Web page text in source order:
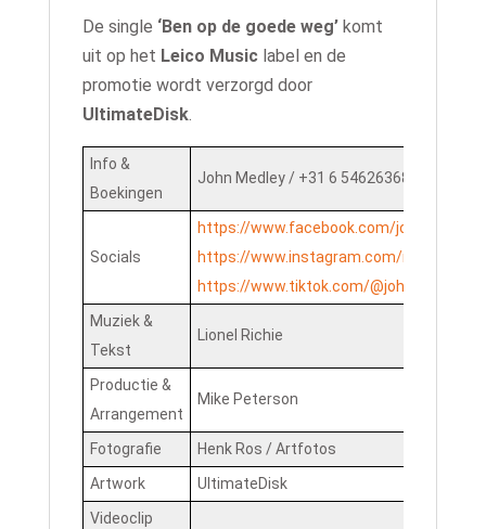
De single ‘Ben op de goede weg’komt
uit op het Leico Music label en de
promotie wordt verzorgd door
UltimateDisk.
Info &
Boekingen
John Medley / +31 6 54626368 /
Socials
https://www.facebook.com/
https://www.instagram.com/
https://www.tiktok.com/
Muziek &
Tekst
Lionel Richie
Productie &
Arrangement
Mike Peterson
Fotografie
Henk Ros / Artfotos
Artwork
UltimateDisk
Videoclip